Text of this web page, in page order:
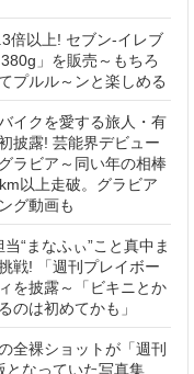
倍以上! セブン‐イレブ
」を販売～もちろ
プルル～ンと楽しめる
イクを愛する旅人・有
披露! 芸能界デビュー
ラビア～同い年の相棒
以上走破。グラビア
グ動画も
“まなふぃ”こと真中ま
戦! 「週刊プレイボー
を披露～「ビキニとか
のは初めてかも」
全裸ショットが「週刊
となっていた写真集